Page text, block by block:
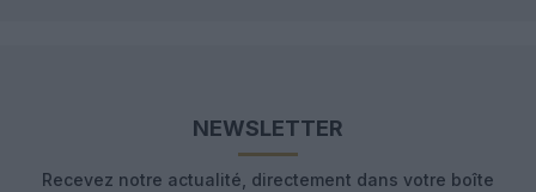
NEWSLETTER
Recevez notre actualité, directement dans votre boîte